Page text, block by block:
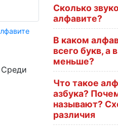
Среди
Сколько
алфавите?
В каком
всего букв, а
меньше?
Что такое
азбука?
называют?
различия